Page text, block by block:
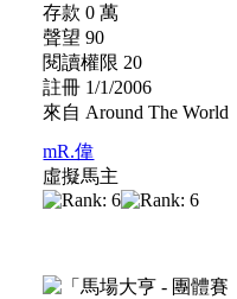
存款 0 萬
聲望 90
閱讀權限 20
註冊 1/1/2006
來自 Around The World
mR.偉
虛擬馬主